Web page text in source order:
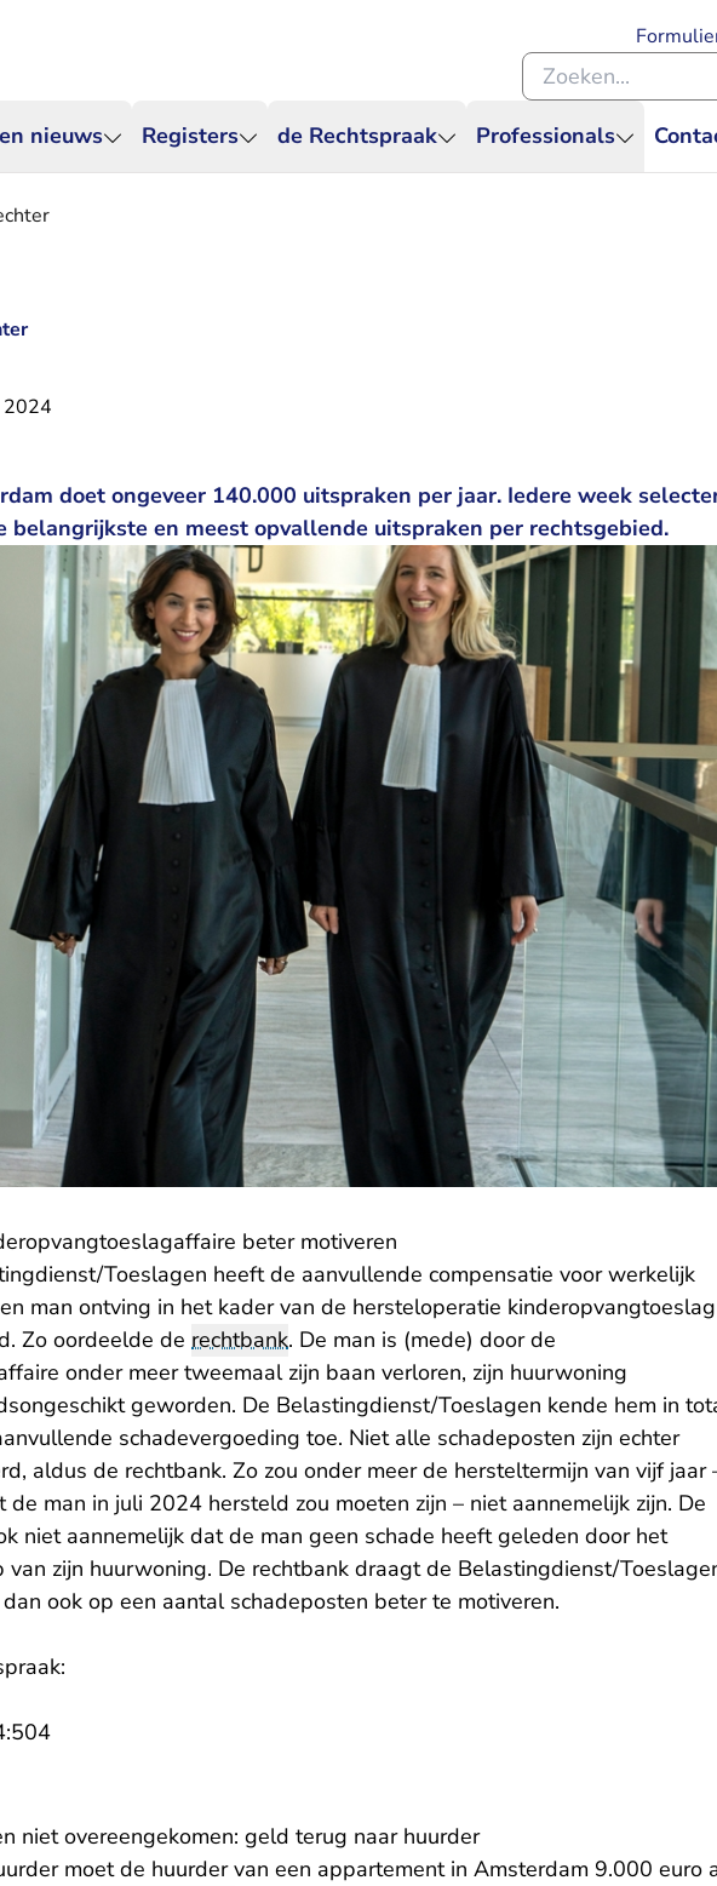
nieuws Registers de Rechtspraak Professionals
Zoeken binnen de
2024
doet ongeveer 140.000 uitspraken per jaar. Iedere week
belangrijkste en meest opvallende uitspraken per rechtsgebied.
beter motiveren
Toeslagen heeft de aanvullende compensatie voor werkelijk
man ontving in het kader van de hersteloperatie kinderopvangtoeslag
Zo oordeelde de rechtbank. De man is (mede) door de
onder meer tweemaal zijn baan verloren, zijn huurwoning
geworden. De Belastingdienst/Toeslagen kende hem in
schadevergoeding toe. Niet alle schadeposten zijn echter
aldus de rechtbank. Zo zou onder meer de hersteltermijn van vijf jaar
man in juli 2024 hersteld zou moeten zijn – niet aannemelijk zijn. De
niet aannemelijk dat de man geen schade heeft geleden door het
van zijn huurwoning. De rechtbank draagt de Belastingdienst/
dan ook op een aantal schadeposten beter te motiveren.
- U verlaat Rechtspraak.nl
niet overeengekomen: geld terug naar huurder
moet de huurder van een appartement in Amsterdam 9.000 euro